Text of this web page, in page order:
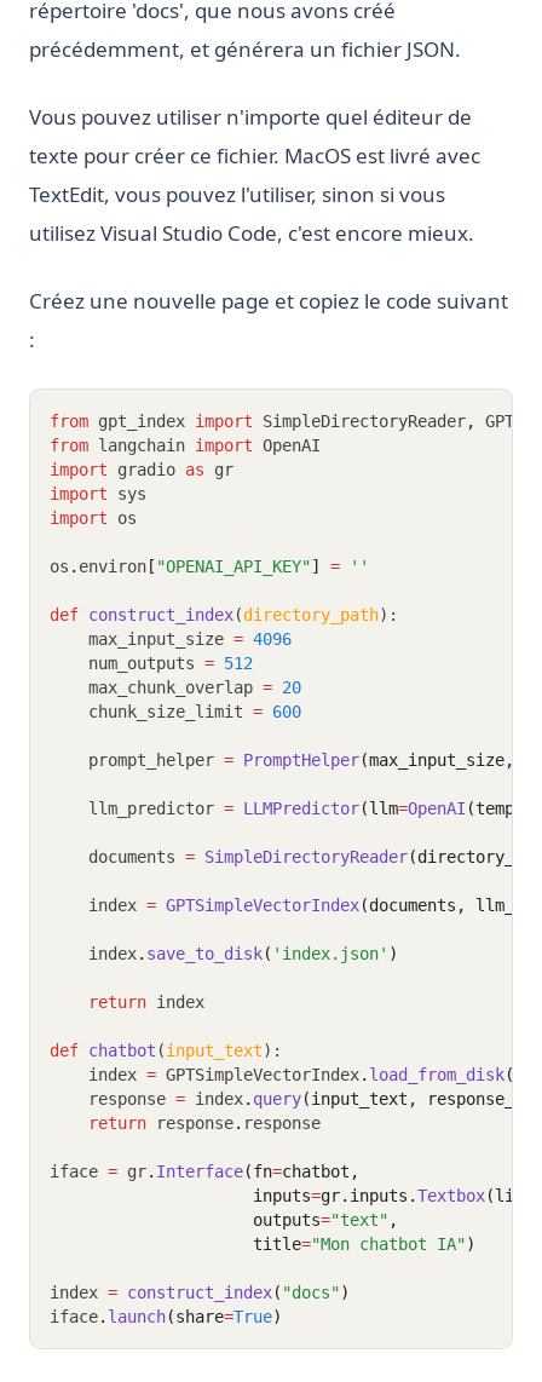
répertoire 'docs', que nous avons créé
précédemment, et générera un fichier JSON.
Vous pouvez utiliser n'importe quel éditeur de
texte pour créer ce fichier. MacOS est livré avec
TextEdit, vous pouvez l'utiliser, sinon si vous
utilisez Visual Studio Code, c'est encore mieux.
Créez une nouvelle page et copiez le code suivant
:
from gpt_index import SimpleDirectoryReader,
from langchain import OpenAI
import gradio as gr
import sys
import os
os . environ [ "OPENAI_API_KEY"] = ''
def construct_index(directory_path):
    max_input_size
= 4096
    num_outputs
= 512
    max_chunk_overlap
= 20
    chunk_size_limit
= 600
    prompt_helper
= PromptHelper(max_input_size,
    llm_predictor
= LLMPredictor(llm=OpenAI
    documents
= SimpleDirectoryReader
    index
= GPTSimpleVectorIndex(documents,
    index
. save_to_disk( 'index.json' )
return index
def chatbot (input_text):
    index
= GPTSimpleVectorIndex. load_from_disk(
    response
= index. query(input_text,
return response. response
iface = gr. Interface(fn=chatbot,
                     inputs
=gr.inputs.Textbox(lines
                     outputs
="text" ,
                     title
="Mon chatbot IA")
index = construct_index( "docs")
iface. launch(share=True)